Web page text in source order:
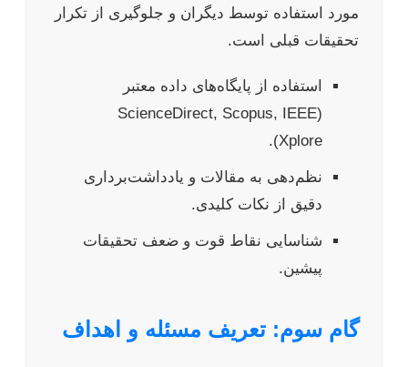
مورد استفاده توسط دیگران و جلوگیری از تکرار
تحقیقات قبلی است.
استفاده از پایگاه‌های داده معتبر
(ScienceDirect, Scopus, IEEE
Xplore).
نظم‌دهی به مقالات و یادداشت‌برداری
دقیق از نکات کلیدی.
شناسایی نقاط قوت و ضعف تحقیقات
پیشین.
گام سوم: تعریف مسئله و اهداف